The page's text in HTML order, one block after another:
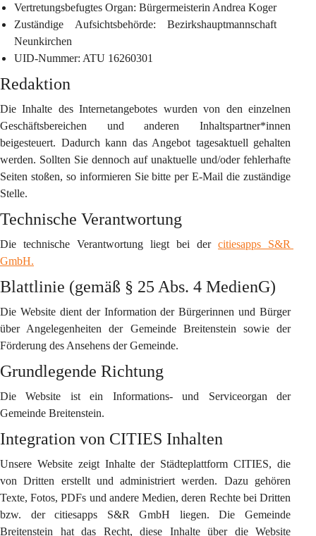
Vertretungsbefugtes Organ: Bürgermeisterin Andrea Koger
Zuständige Aufsichtsbehörde: Bezirkshauptmannschaft
Neunkirchen
UID-Nummer: ATU 16260301
Redaktion
Die Inhalte des Internetangebotes wurden von den einzelnen
Geschäftsbereichen und anderen Inhaltspartner*innen
beigesteuert. Dadurch kann das Angebot tagesaktuell gehalten
werden. Sollten Sie dennoch auf unaktuelle und/oder fehlerhafte
Seiten stoßen, so informieren Sie bitte per E-Mail die zuständige
Stelle.
Technische Verantwortung
Die technische Verantwortung liegt bei der citiesapps S&R
GmbH.
Blattlinie (gemäß § 25 Abs. 4 MedienG)
Die Website dient der Information der Bürgerinnen und Bürger
über Angelegenheiten der Gemeinde Breitenstein sowie der
Förderung des Ansehens der Gemeinde.
Grundlegende Richtung
Die Website ist ein Informations- und Serviceorgan der
Gemeinde Breitenstein.
Integration von CITIES Inhalten
Unsere Website zeigt Inhalte der Städteplattform CITIES, die
von Dritten erstellt und administriert werden. Dazu gehören
Texte, Fotos, PDFs und andere Medien, deren Rechte bei Dritten
bzw. der citiesapps S&R GmbH liegen. Die Gemeinde
Breitenstein hat das Recht, diese Inhalte über die Website